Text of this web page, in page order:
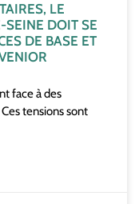
LE
SEINE DOIT SE
DE BASE ET
face à des
tensions sont